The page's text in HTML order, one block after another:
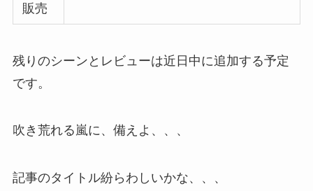
販売
残りのシーンとレビューは近日中に追加する予定
です。
吹き荒れる嵐に、備えよ、、、
記事のタイトル紛らわしいかな、、、